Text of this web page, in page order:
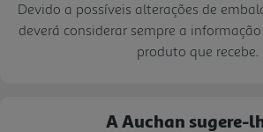
Devido a possíveis alterações de
deverá considerar sempre a
produto que recebe.
A Auchan sugere-